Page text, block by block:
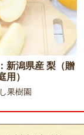
新潟県産 梨（贈
用）
果樹園